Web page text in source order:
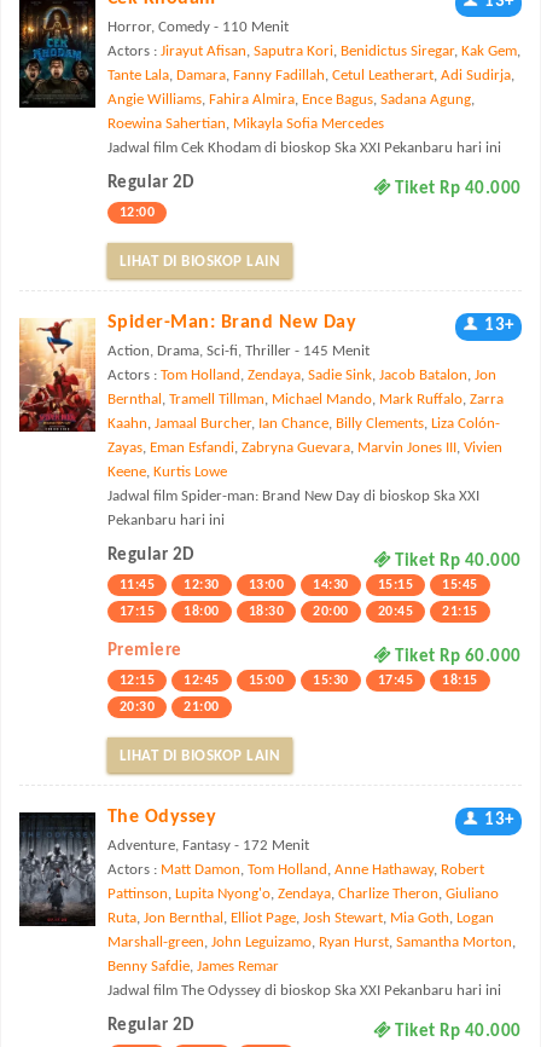
Horror, Comedy - 110 Menit
Actors : Jirayut Afisan, Saputra Kori, Benidictus Siregar, Kak Gem,
Tante Lala, Damara, Fanny Fadillah, Cetul Leatherart, Adi Sudirja,
Angie Williams, Fahira Almira, Ence Bagus, Sadana Agung,
Roewina Sahertian, Mikayla Sofia Mercedes
Jadwal film Cek Khodam di bioskop Ska XXI Pekanbaru hari ini
Regular 2D Tiket Rp 40.000
12:00
LIHAT DI BIOSKOP LAIN
Spider-Man: Brand New Day 13+
Action, Drama, Sci-fi, Thriller - 145 Menit
Actors : Tom Holland , Zendaya, Sadie Sink, Jacob Batalon, Jon
Bernthal , Tramell Tillman, Michael Mando, Mark Ruffalo, Zarra
Kaahn, Jamaal Burcher, Ian Chance, Billy Clements, Liza Colón-
Zayas, Eman Esfandi, Zabryna Guevara, Marvin Jones III, Vivien
Keene, Kurtis Lowe
Jadwal film Spider-man: Brand New Day di bioskop Ska XXI
Pekanbaru hari ini
Regular 2D Tiket Rp 40.000
11:45 12:30 13:00 14:30 15:15
15:45
17:15
18:00 18:30 20:00 20:45 21:15
Premiere Tiket Rp 60.000
12:15 12:45 15:00 15:30 17:45
18:15
20:30
21:00
LIHAT DI BIOSKOP LAIN
The Odyssey 13+
Adventure, Fantasy - 172 Menit
Actors : Matt Damon, Tom Holland , Anne Hathaway, Robert
Pattinson, Lupita Nyong'o, Zendaya, Charlize Theron, Giuliano
Ruta, Jon Bernthal , Elliot Page, Josh Stewart, Mia Goth, Logan
Marshall-green, John Leguizamo, Ryan Hurst, Samantha Morton,
Benny Safdie, James Remar
Jadwal film The Odyssey di bioskop Ska XXI Pekanbaru hari ini
Regular 2D Tiket Rp 40.000